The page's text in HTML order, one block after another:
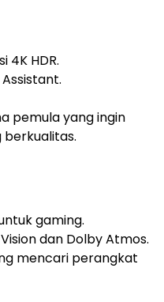
4K HDR.
pemula yang ingin
gaming.
dan Dolby Atmos.
mencari perangkat